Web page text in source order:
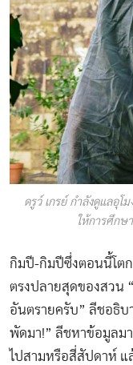
ดรูว์ เกรย์ กำลังดูแลอุโ
ให้การศึกษ
กิมปี-กิมปีซึ่งตอนนี้โตก
ตรงปลายสุดของสวน
อันตรายครับ” ลีชอธิบ
พัดมา!” ลีชหาข้อมูลม
ไปสามหรือสี่สัปดาห์ แ